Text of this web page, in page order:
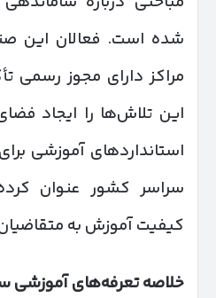
شده است. فعالان این
مراکز دارای مجوز رسمی
این تلاش‌ها را ایجاد
استانداردهای آموزشی
سراسر کشور عنوان
کیفیت آموزش به متقاضیان
خلاصه تعرفه‌های آموزشی سال